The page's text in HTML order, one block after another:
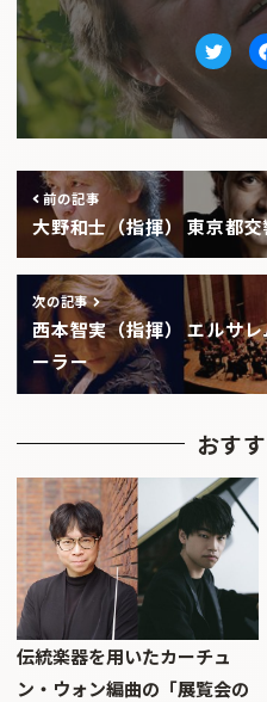
前の記事
大野和士（指揮） 東京都
次の記事
西本智実（指揮） エルサ
ーラー
おす
伝統楽器を用いたカーチュ
ン・ウォン編曲の「展覧会の